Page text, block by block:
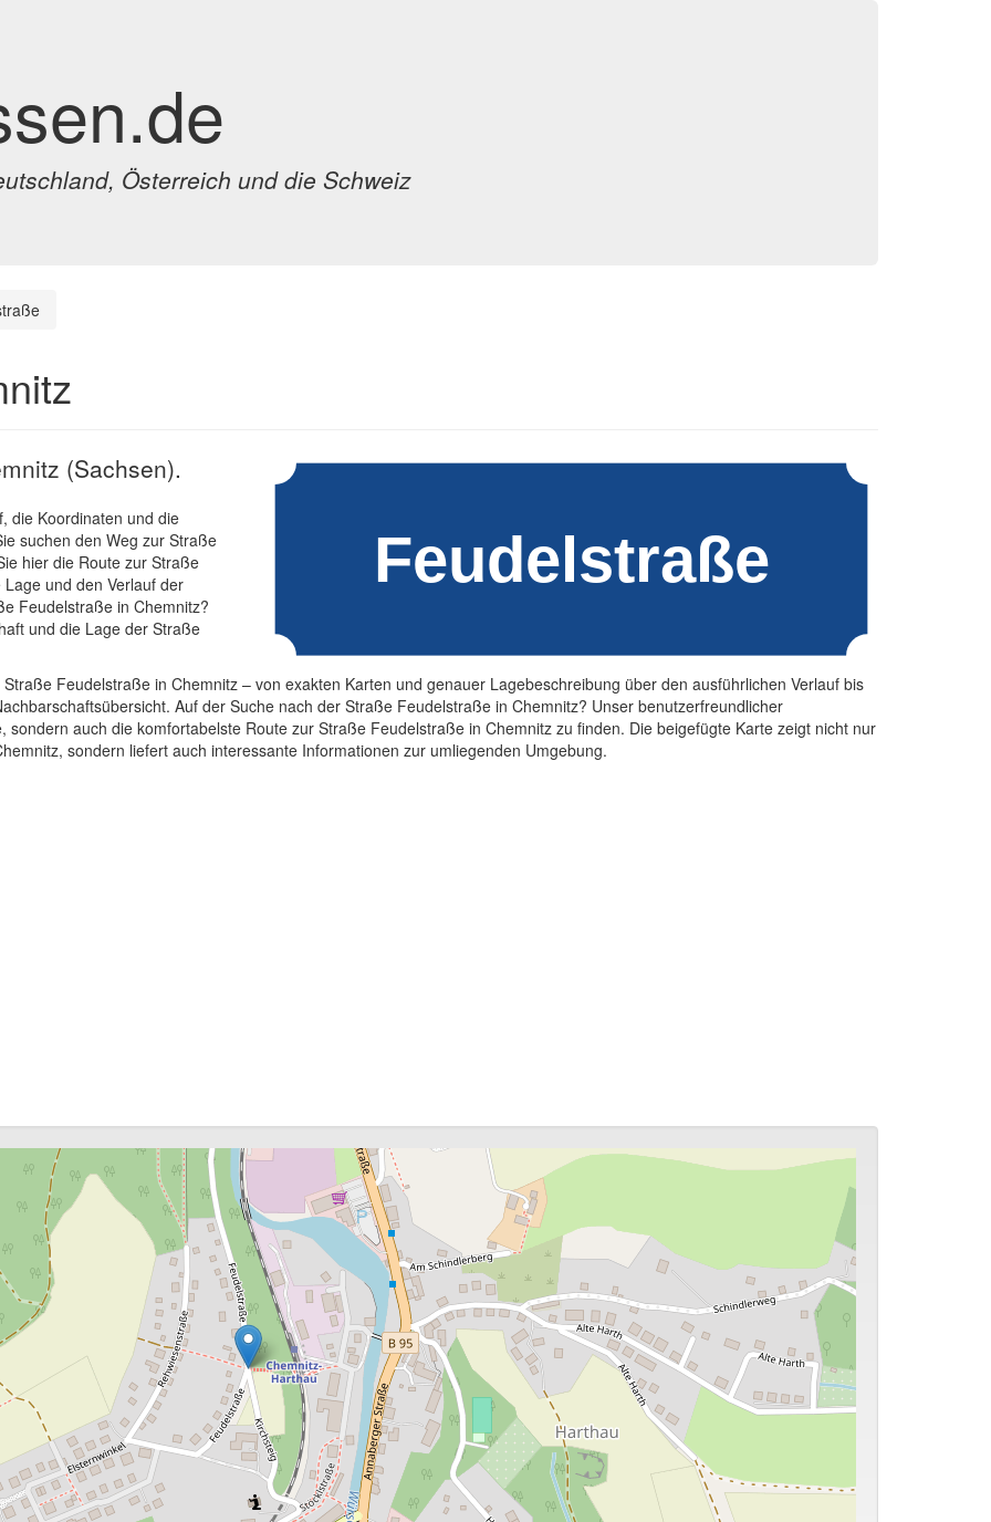
Österreich und die Schweiz
(Sachsen).
die Koordinaten und die
suchen den Weg zur Straße
hier die Route zur Straße
und den Verlauf der
Feudelstraße in Chemnitz?
und die Lage der Straße
Feudelstraße in Chemnitz – von exakten Karten und genauer Lagebeschreibung über den ausführlichen Verlauf bis
Auf der Suche nach der Straße Feudelstraße in Chemnitz? Unser benutzerfreundlicher
auch die komfortabelste Route zur Straße Feudelstraße in Chemnitz zu finden. Die beigefügte Karte zeigt nicht nur
sondern liefert auch interessante Informationen zur umliegenden Umgebung.